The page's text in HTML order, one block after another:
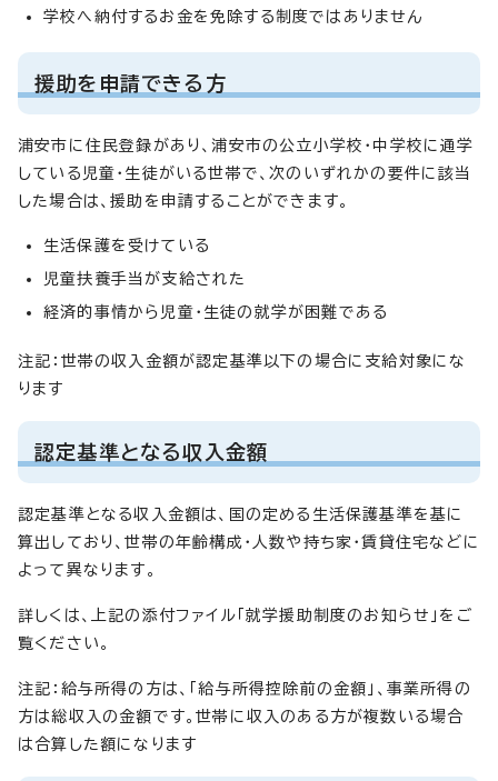
学校へ納付するお金を免除する制度ではありません
援助を申請できる方
浦安市に住民登録があり、浦安市の公立小学校・中学校に通学
している児童・生徒がいる世帯で、次のいずれかの要件に該当
した場合は、援助を申請することができます。
生活保護を受けている
児童扶養手当が支給された
経済的事情から児童・生徒の就学が困難である
注記：世帯の収入金額が認定基準以下の場合に支給対象にな
ります
認定基準となる収入金額
認定基準となる収入金額は、国の定める生活保護基準を基に
算出しており、世帯の年齢構成・人数や持ち家・賃貸住宅などに
よって異なります。
詳しくは、上記の添付ファイル「就学援助制度のお知らせ」をご
覧ください。
注記：給与所得の方は、「給与所得控除前の金額」、事業所得の
方は総収入の金額です。世帯に収入のある方が複数いる場合
は合算した額になります